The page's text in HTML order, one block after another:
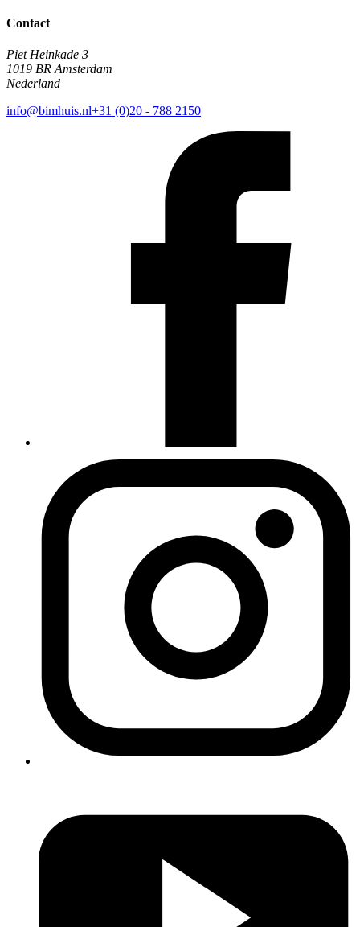
Contact
Piet Heinkade 3
1019 BR Amsterdam
Nederland
info@bimhuis.nl+31 (0)20 - 788 2150